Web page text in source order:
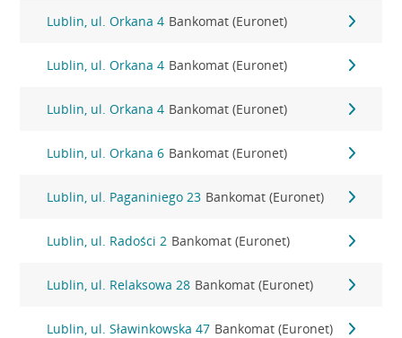
Lublin, ul. Orkana 4 Bankomat (Euronet)
Lublin, ul. Orkana 4 Bankomat (Euronet)
Lublin, ul. Orkana 4 Bankomat (Euronet)
Lublin, ul. Orkana 6 Bankomat (Euronet)
Lublin, ul. Paganiniego 23 Bankomat (Euronet)
Lublin, ul. Radości 2 Bankomat (Euronet)
Lublin, ul. Relaksowa 28 Bankomat (Euronet)
Lublin, ul. Sławinkowska 47 Bankomat (Euronet)